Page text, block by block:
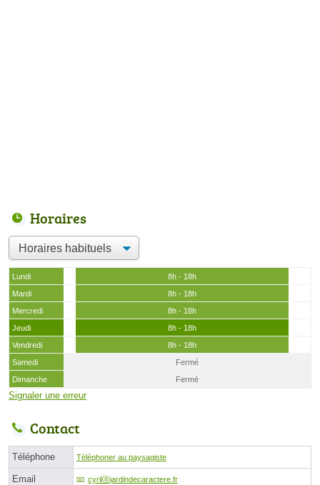
Horaires
Lundi
8h - 18h
Mardi
8h - 18h
Mercredi
8h - 18h
Jeudi
8h - 18h
Vendredi
8h - 18h
Samedi
Fermé
Dimanche
Fermé
Signaler une erreur
Contact
Téléphone Téléphoner au paysagiste
Email cyrilⓐjardindecaractere.fr